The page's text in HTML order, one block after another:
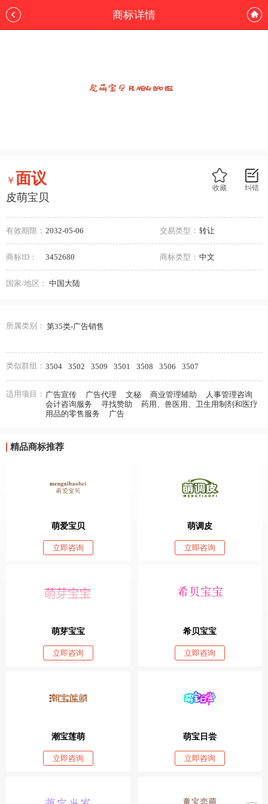
商标详情
纠错
收藏
￥面议
皮萌宝贝
有效期限： 2032-05-06 交易类型： 转让
商标ID： 3452680 商标类型： 中文
国家/地区： 中国大陆
所属类别： 第35类-广告销售
类似群组： 3504 3502 3509 3501 3508 3506 3507
适用项目： 广告宣传 广告代理 文秘 商业管理辅助
人事管理咨询
会计咨询服务
寻找赞助
药用、兽医用、卫生用制剂和医疗
用品的零售服务
广告
精品商标推荐
萌爱宝贝
立即咨询
萌调皮
立即咨询
萌芽宝宝
立即咨询
希贝宝宝
立即咨询
潮宝莲萌
立即咨询
萌宝日尝
立即咨询